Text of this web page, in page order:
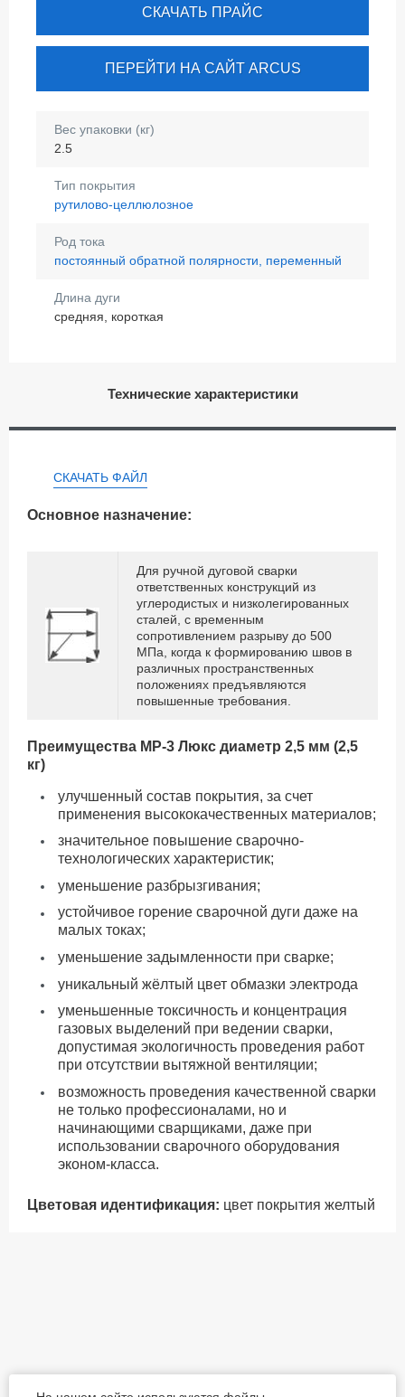
СКАЧАТЬ ПРАЙС
ПЕРЕЙТИ НА САЙТ ARCUS
Вес упаковки (кг)
2.5
Тип покрытия
рутилово-целлюлозное
Род тока
постоянный обратной полярности, переменный
Длина дуги
средняя, короткая
Технические характеристики
СКАЧАТЬ ФАЙЛ
Основное назначение:
Для ручной дуговой сварки
ответственных конструкций из
углеродистых и низколегированных
сталей, с временным
сопротивлением разрыву до 500
МПа, когда к формированию швов в
различных пространственных
положениях предъявляются
повышенные требования.
Преимущества МР-3 Люкс диаметр 2,5 мм (2,5
кг)
улучшенный состав покрытия, за счет
применения высококачественных материалов;
значительное повышение сварочно-
технологических характеристик;
уменьшение разбрызгивания;
устойчивое горение сварочной дуги даже на
малых токах;
уменьшение задымленности при сварке;
уникальный жёлтый цвет обмазки электрода
уменьшенные токсичность и концентрация
газовых выделений при ведении сварки,
допустимая экологичность проведения работ
при отсутствии вытяжной вентиляции;
возможность проведения качественной сварки
не только профессионалами, но и
начинающими сварщиками, даже при
использовании сварочного оборудования
эконом-класса.
Цветовая идентификация: цвет покрытия желтый